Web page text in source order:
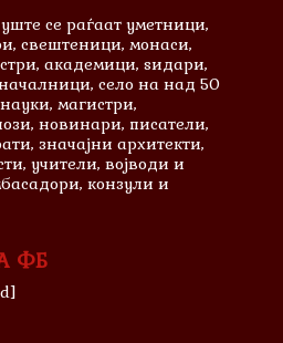
се раѓаат уметници,
свештеници, монаси,
академици, ѕидари,
село на над 50
магистри,
новинари, писатели,
значајни архитекти,
учители, војводи и
конзули и
ФБ